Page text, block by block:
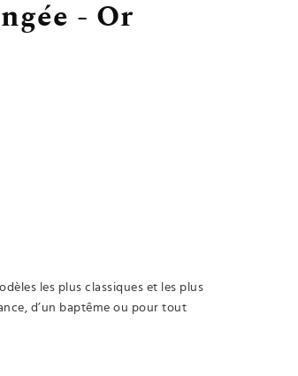
- Or
les plus classiques et les plus
d’un baptême ou pour tout